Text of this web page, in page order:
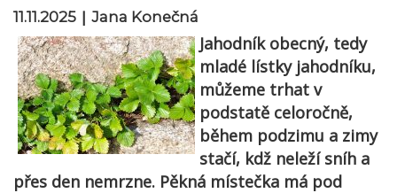
11.11.2025 | Jana Konečná
Jahodník obecný, tedy
mladé lístky jahodníku,
můžeme trhat v
podstatě celoročně,
během podzimu a zimy
stačí, kdž neleží sníh a
přes den nemrzne. Pěkná místečka má pod